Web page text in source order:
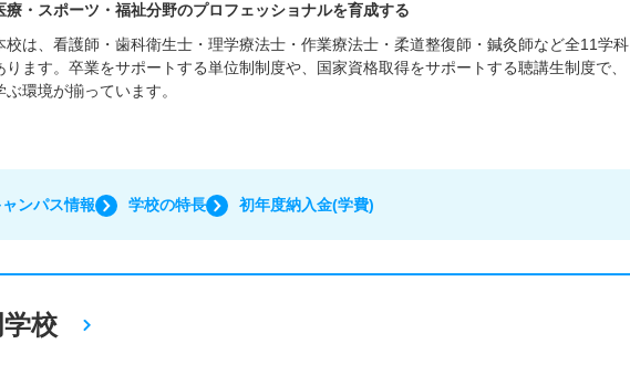
療・スポーツ・福祉分野のプロフェッショナルを育成する
校は、看護師・歯科衛生士・理学療法士・作業療法士・柔道整復師・鍼灸師など全11学科
ります。卒業をサポートする単位制制度や、国家資格取得をサポートする聴講生制度で、
ぶ環境が揃っています。
ンパス情報 学校の特長 初年度納入金(学費)
校